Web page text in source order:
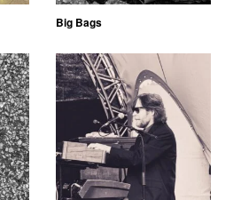
Big Bags